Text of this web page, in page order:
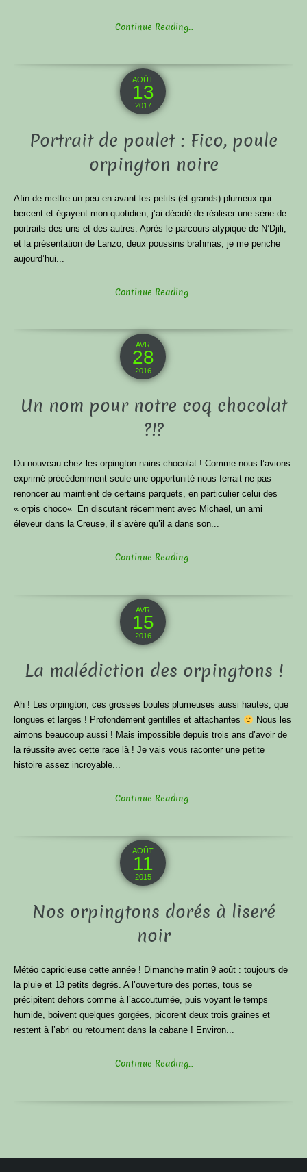
Continue Reading...
AOÛT
13
2017
Portrait de poulet : Fico, poule
orpington noire
Afin de mettre un peu en avant les petits (et grands) plumeux qui
bercent et égayent mon quotidien, j’ai décidé de réaliser une série de
portraits des uns et des autres. Après le parcours atypique de N’Djili,
et la présentation de Lanzo, deux poussins brahmas, je me penche
aujourd’hui...
Continue Reading...
AVR
28
2016
Un nom pour notre coq chocolat
?!?
Du nouveau chez les orpington nains chocolat ! Comme nous l’avions
exprimé précédemment seule une opportunité nous ferrait ne pas
renoncer au maintient de certains parquets, en particulier celui des
« orpis choco« En discutant récemment avec Michael, un ami
éleveur dans la Creuse, il s’avère qu’il a dans son...
Continue Reading...
AVR
15
2016
La malédiction des orpingtons !
Ah ! Les orpington, ces grosses boules plumeuses aussi hautes, que
longues et larges ! Profondément gentilles et attachantes
Nous les
aimons beaucoup aussi ! Mais impossible depuis trois ans d’avoir de
la réussite avec cette race là ! Je vais vous raconter une petite
histoire assez incroyable...
Continue Reading...
AOÛT
11
2015
Nos orpingtons dorés à liseré
noir
Météo capricieuse cette année ! Dimanche matin 9 août : toujours de
la pluie et 13 petits degrés. A l’ouverture des portes, tous se
précipitent dehors comme à l’accoutumée, puis voyant le temps
humide, boivent quelques gorgées, picorent deux trois graines et
restent à l’abri ou retournent dans la cabane ! Environ...
Continue Reading...